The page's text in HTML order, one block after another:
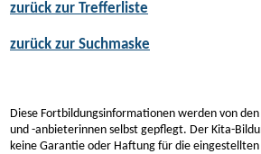
zurück zur Trefferliste
zurück zur Suchmaske
Diese Fortbildungsinformationen werden von
und -anbieterinnen selbst gepflegt. Der Kita-
keine Garantie oder Haftung für die eingestellten